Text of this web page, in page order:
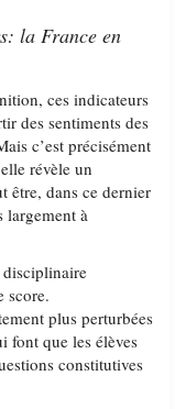
la France en
ces indicateurs
des sentiments des
c’est précisément
révèle un
être, dans ce dernier
largement à
disciplinaire
score.
plus perturbées
font que les élèves
constitutives